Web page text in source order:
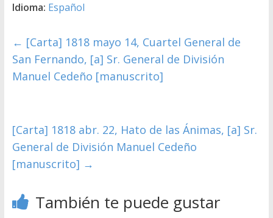
Idioma: Español
← [Carta] 1818 mayo 14, Cuartel General de
San Fernando, [a] Sr. General de División
Manuel Cedeño [manuscrito]
[Carta] 1818 abr. 22, Hato de las Ánimas, [a] Sr.
General de División Manuel Cedeño
[manuscrito] →
También te puede gustar